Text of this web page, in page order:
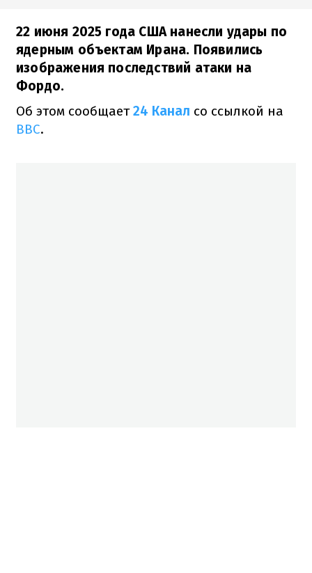
22 июня 2025 года США нанесли удары по
ядерным объектам Ирана. Появились
изображения последствий атаки на
Фордо.
Об этом сообщает24 Канал со ссылкой на
ВВС.